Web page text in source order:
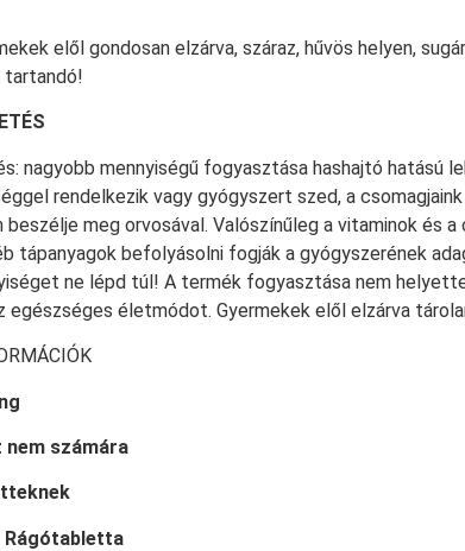
elől gondosan elzárva, száraz, hűvös helyen,
nagyobb mennyiségű fogyasztása hashajtó hatású
rendelkezik vagy gyógyszert szed, a
beszélje meg orvosával. Valószínűleg a vitaminok és a
tápanyagok befolyásolni fogják a gyógyszerének
ne lépd túl! A termék fogyasztása nem
egészséges életmódot. Gyermekek elől elzárva
nem számára
Rágótabletta